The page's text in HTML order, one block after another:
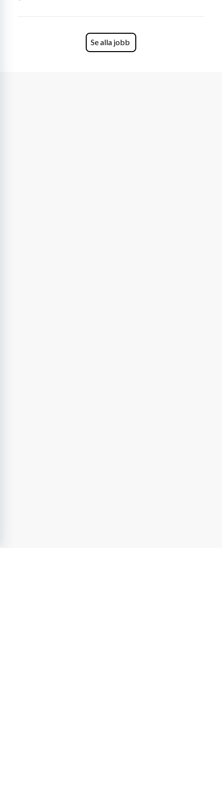
Se alla jobb